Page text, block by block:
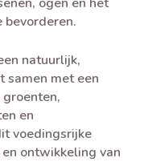
bevorderen.
natuurlijk,
samen met een
en
voedingsrijke
ontwikkeling van